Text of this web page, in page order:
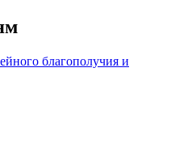
благополучия и